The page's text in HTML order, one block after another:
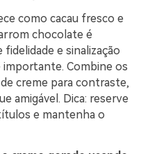
como cacau fresco e
chocolate é
e sinalização
importante. Combine os
creme para contraste,
amigável. Dica: reserve
e mantenha o